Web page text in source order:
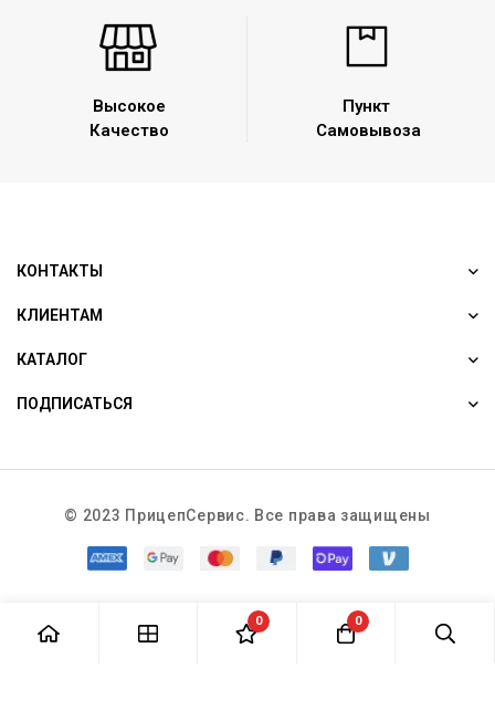
Высокое
Качество
Пункт
Самовывоза
КОНТАКТЫ
КЛИЕНТАМ
КАТАЛОГ
ПОДПИСАТЬСЯ
© 2023 ПрицепСервис. Все права защищены
0 0